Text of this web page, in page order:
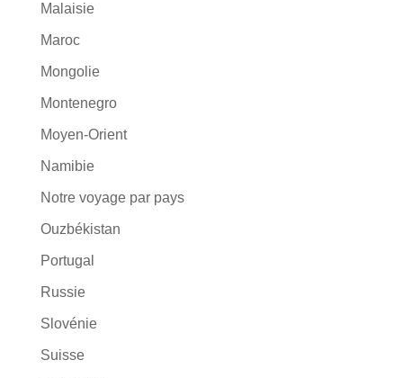
Malaisie
Maroc
Mongolie
Montenegro
Moyen-Orient
Namibie
Notre voyage par pays
Ouzbékistan
Portugal
Russie
Slovénie
Suisse